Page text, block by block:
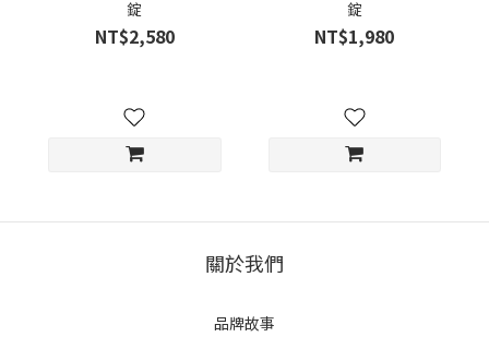
錠
NT$2,580
錠
NT$1,980
關於我們
品牌故事